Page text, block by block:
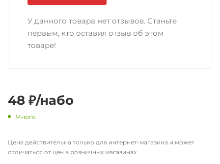
У данного товара нет отзывов. Станьте
первым, кто оставил отзыв об этом
товаре!
48 ₽/набо
Много
Цена действительна только для интернет-магазина и может
отличаться от цен в розничных магазинах